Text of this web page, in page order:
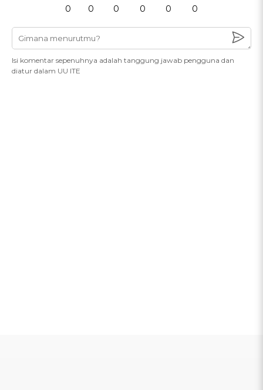
0 0 0 0 0 0
Isi komentar sepenuhnya adalah tanggung jawab pengguna dan
diatur dalam UU ITE